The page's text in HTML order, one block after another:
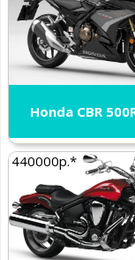
Honda CBR
440000р.*